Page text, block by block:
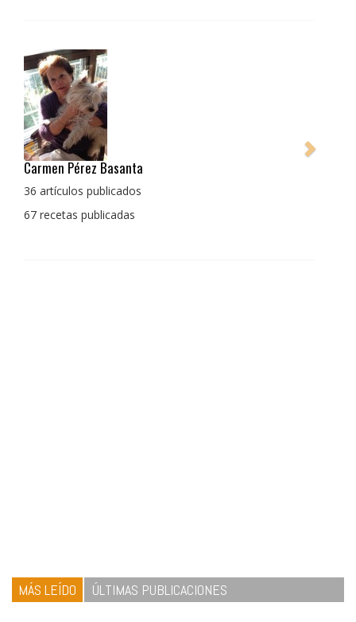
Pedro Manuel Collado Cruz
La cocina para mi es producto bien tratado sin
con un toque diferente